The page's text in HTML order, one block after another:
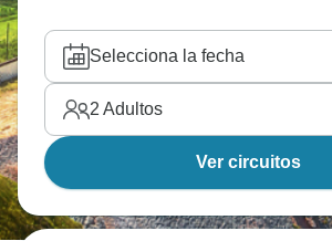
Selecciona la fecha
2 Adultos
Ver circuitos